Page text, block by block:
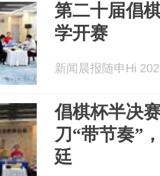
第二十届倡
学开赛
新闻晨报随申Hi
倡棋杯半决
刀“带节奏”
廷